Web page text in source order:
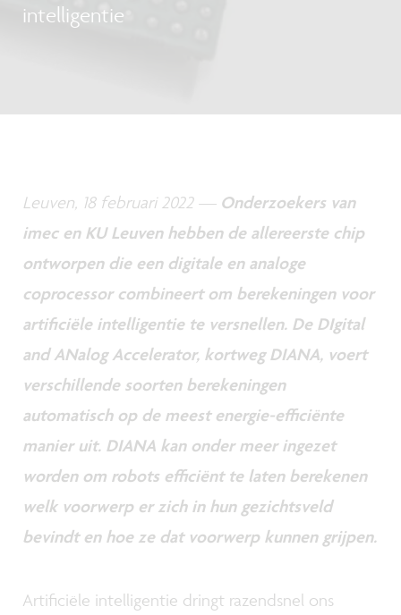
intelligentie
Leuven, 18 februari 2022 — Onderzoekers van
imec en KU Leuven hebben de allereerste chip
ontworpen die een digitale en analoge
coprocessor combineert om berekeningen voor
artificiële intelligentie te versnellen. De DIgital
and ANalog Accelerator, kortweg DIANA, voert
verschillende soorten berekeningen
automatisch op de meest energie-efficiënte
manier uit. DIANA kan onder meer ingezet
worden om robots efficiënt te laten berekenen
welk voorwerp er zich in hun gezichtsveld
bevindt en hoe ze dat voorwerp kunnen grijpen.
Artificiële intelligentie dringt razendsnel ons